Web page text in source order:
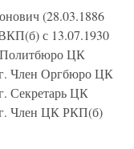
(28.03.1886
с 13.07.1930
Политбюро ЦК
Член Оргбюро ЦК
Секретарь ЦК
г. Член ЦК РКП(б)